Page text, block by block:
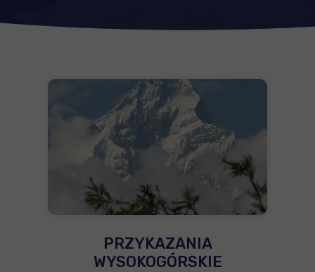
PRZYKAZANIA
WYSOKOGÓRSKIE